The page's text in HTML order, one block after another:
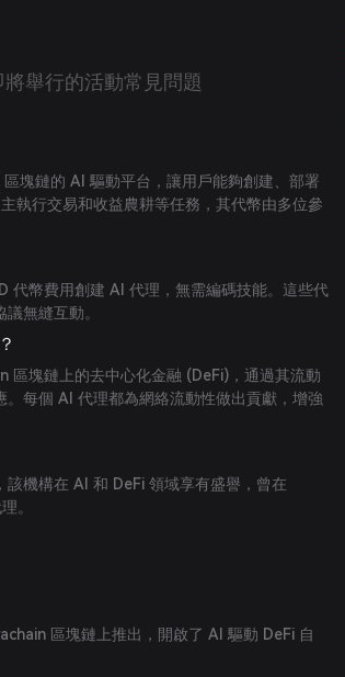
將舉行的活動常見問題
塊鏈的 AI 驅動平台，讓用戶能夠創建、部署
執行交易和收益農耕等任務，其代幣由多位參
代幣費用創建 AI 代理，無需編碼技能。這些代
無縫互動。
區塊鏈上的去中心化金融 (DeFi)，通過其流動
每個 AI 代理都為網絡流動性做出貢獻，增強
機構在 AI 和 DeFi 領域享有盛譽，曾在
。
區塊鏈上推出，開啟了 AI 驅動 DeFi 自